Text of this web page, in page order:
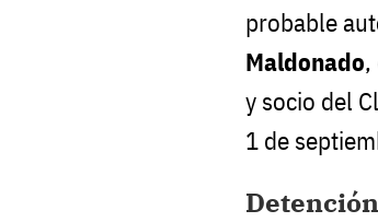
probable
Maldonado,
y socio del
1 de